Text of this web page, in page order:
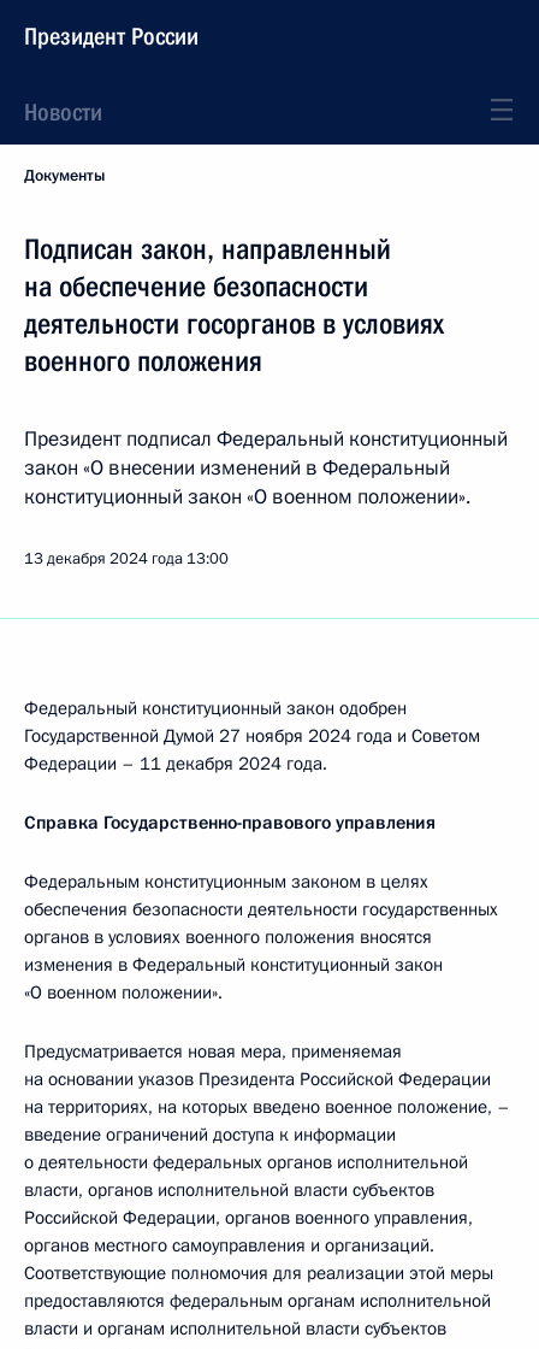
Президент России
Новости
Документы
Подписан закон, направленный
на обеспечение безопасности
деятельности госорганов в условиях
военного положения
Президент подписал Федеральный конституционный
закон «О внесении изменений в Федеральный
конституционный закон «О военном положении».
13 декабря 2024 года 13:00
Федеральный конституционный закон одобрен
Государственной Думой 27 ноября 2024 года и Советом
Федерации – 11 декабря 2024 года.
Справка Государственно-правового управления
Федеральным конституционным законом в целях
обеспечения безопасности деятельности государственных
органов в условиях военного положения вносятся
изменения в Федеральный конституционный закон
«О военном положении».
Предусматривается новая мера, применяемая
на основании указов Президента Российской Федерации
на территориях, на которых введено военное положение, –
введение ограничений доступа к информации
о деятельности федеральных органов исполнительной
власти, органов исполнительной власти субъектов
Российской Федерации, органов военного управления,
органов местного самоуправления и организаций.
Соответствующие полномочия для реализации этой меры
предоставляются федеральным органам исполнительной
власти и органам исполнительной власти субъектов